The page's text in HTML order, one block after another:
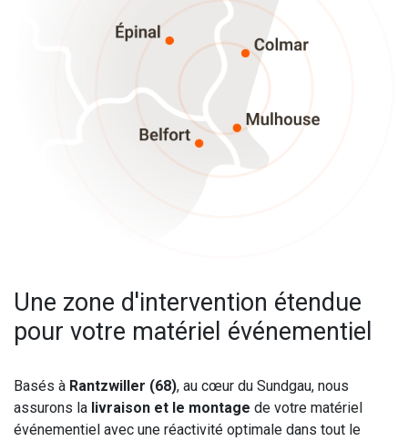
Une zone d'intervention étendue
pour votre matériel événementiel
Basés à Rantzwiller (68), au cœur du Sundgau, nous
assurons la livraison et le montage de votre matériel
événementiel avec une réactivité optimale dans tout le